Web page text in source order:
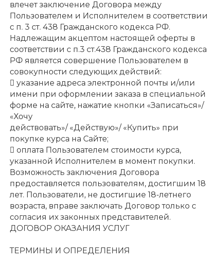
влечет заключение Договора между
Пользователем и Исполнителем в соответствии
с п. 3 ст. 438 Гражданского кодекса РФ.
Надлежащим акцептом настоящей оферты в
соответствии с п.3 ст.438 Гражданского кодекса
РФ является совершение Пользователем в
совокупности следующих действий:
 указание адреса электронной почты и/или
имени при оформлении заказа в специальной
форме на сайте, нажатие кнопки «Записаться»/
«Хочу
действовать»/ «Действую»/ «Купить» при
покупке курса на Сайте;
 оплата Пользователем стоимости курса,
указанной Исполнителем в момент покупки.
Возможность заключения Договора
предоставляется пользователям, достигшим 18
лет. Пользователи, не достигшие 18-летнего
возраста, вправе заключать Договор только с
согласия их законных представителей.
ДОГОВОР ОКАЗАНИЯ УСЛУГ
ТЕРМИНЫ И ОПРЕДЕЛЕНИЯ